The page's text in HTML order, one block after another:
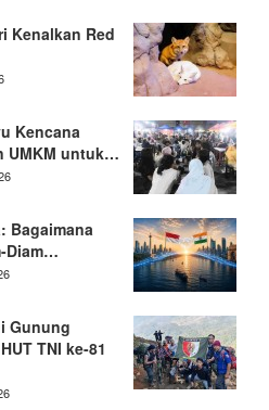
Kenalkan Red
Kencana
UMKM untuk…
Bagaimana
Diam…
Gunung
TNI ke-81